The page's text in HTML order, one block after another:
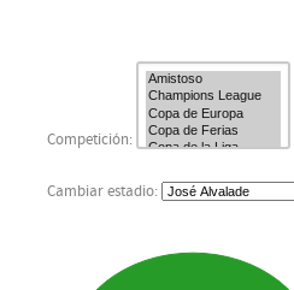
Competición:
Cambiar estadio: